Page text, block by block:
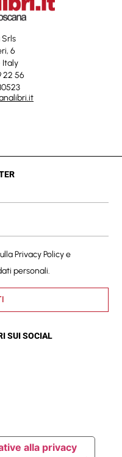
6
Italy
22 56
Privacy Policye
personali.
SUI SOCIAL
alla privacy